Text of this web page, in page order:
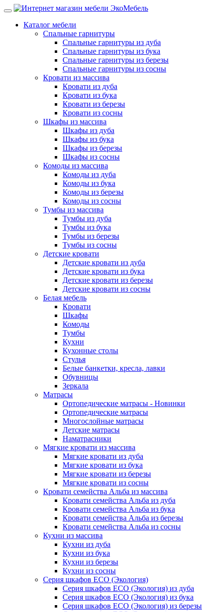
Каталог мебели
Спальные гарнитуры
Спальные гарнитуры из дуба
Спальные гарнитуры из бука
Спальные гарнитуры из березы
Спальные гарнитуры из сосны
Кровати из массива
Кровати из дуба
Кровати из бука
Кровати из березы
Кровати из сосны
Шкафы из массива
Шкафы из дуба
Шкафы из бука
Шкафы из березы
Шкафы из сосны
Комоды из массива
Комоды из дуба
Комоды из бука
Комоды из березы
Комоды из сосны
Тумбы из массива
Тумбы из дуба
Тумбы из бука
Тумбы из березы
Тумбы из сосны
Детские кровати
Детские кровати из дуба
Детские кровати из бука
Детские кровати из березы
Детские кровати из сосны
Белая мебель
Кровати
Шкафы
Комоды
Тумбы
Кухни
Кухонные столы
Стулья
Белые банкетки, кресла, лавки
Обувницы
Зеркала
Матрасы
Ортопедические матрасы - Новинки
Ортопедические матрасы
Многослойные матрасы
Детские матрасы
Наматрасники
Мягкие кровати из массива
Мягкие кровати из дуба
Мягкие кровати из бука
Мягкие кровати из березы
Мягкие кровати из сосны
Кровати семейства Альба из массива
Кровати семейства Альба из дуба
Кровати семейства Альба из бука
Кровати семейства Альба из березы
Кровати семейства Альба из сосны
Кухни из массива
Кухни из дуба
Кухни из бука
Кухни из березы
Кухни из сосны
Серия шкафов ECO (Экология)
Серия шкафов ECO (Экология) из дуба
Серия шкафов ECO (Экология) из бука
Серия шкафов ECO (Экология) из березы